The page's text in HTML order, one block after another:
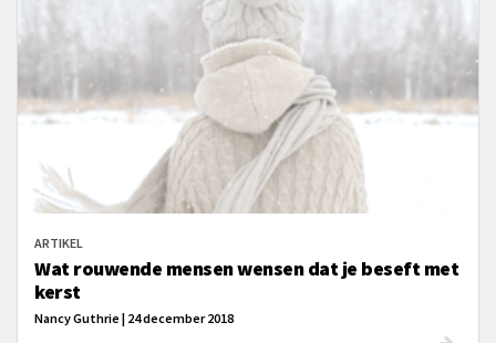
ARTIKEL
Wat rouwende mensen wensen dat je beseft met
kerst
Nancy Guthrie | 24 december 2018